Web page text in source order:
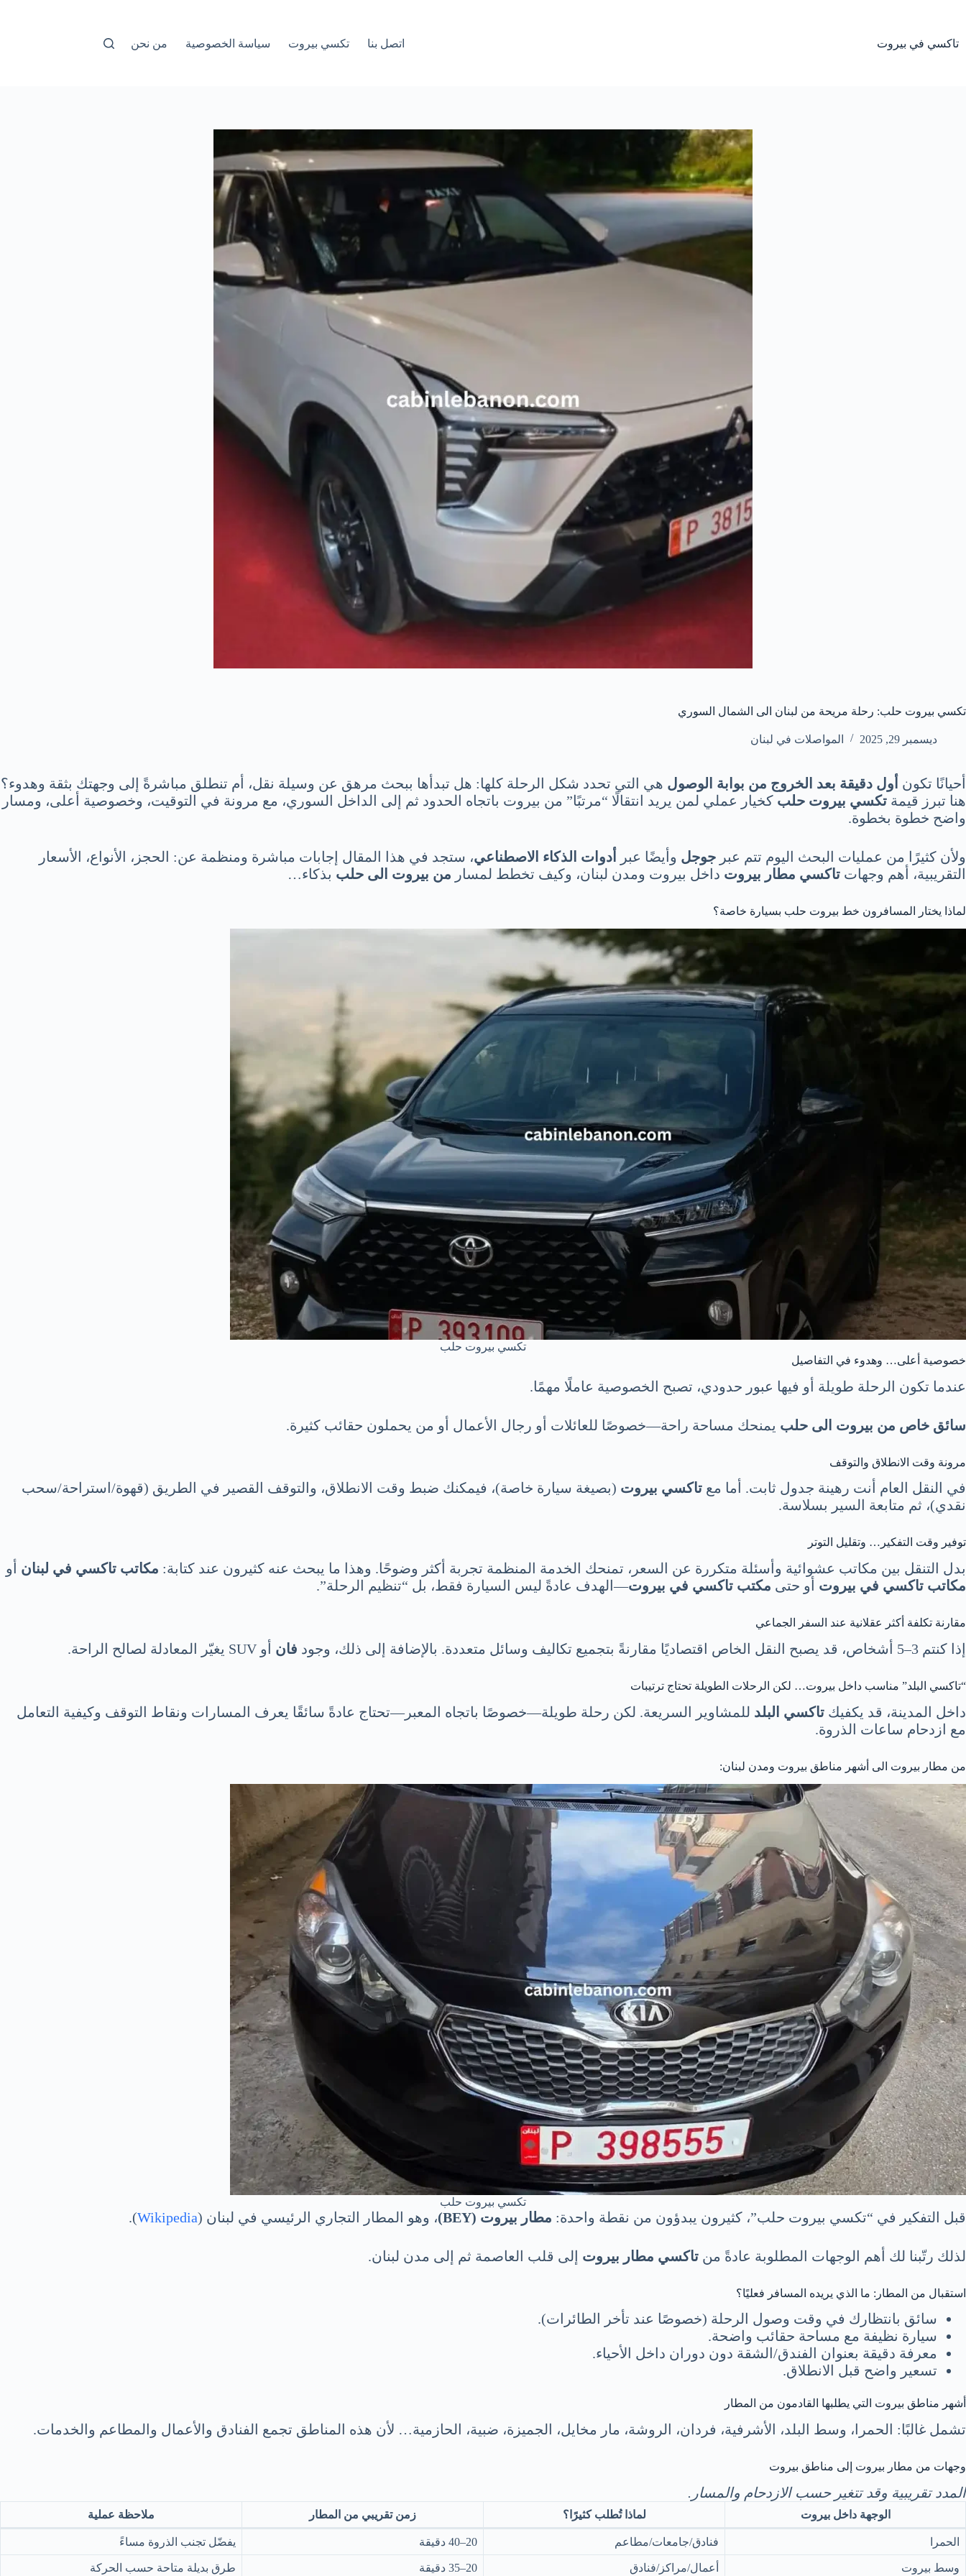
تاكسي في بيروت اتصل بنا تكسي بيروت سياسة الخصوصية من نحن
تكسي بيروت حلب: رحلة مريحة من لبنان الى الشمال السوري
ديسمبر 29, 2025 المواصلات في لبنان
أحيانًا تكون أول دقيقة بعد الخروج من بوابة الوصول هي التي تحدد شكل الرحلة كلها: هل تبدأها ببحث مرهق عن وسيلة نقل، أم تنطلق مباشرةً إلى وجهتك بثقة وهدوء؟
هنا تبرز قيمة تكسي بيروت حلب كخيار عملي لمن يريد انتقالًا “مرتبًا” من بيروت باتجاه الحدود ثم إلى الداخل السوري، مع مرونة في التوقيت، وخصوصية أعلى، ومسار
واضح خطوة بخطوة.
ولأن كثيرًا من عمليات البحث اليوم تتم عبر جوجل وأيضًا عبر أدوات الذكاء الاصطناعي، ستجد في هذا المقال إجابات مباشرة ومنظمة عن: الحجز، الأنواع، الأسعار
التقريبية، أهم وجهات تاكسي مطار بيروت داخل بيروت ومدن لبنان، وكيف تخطط لمسار من بيروت الى حلب بذكاء…
لماذا يختار المسافرون خط بيروت حلب بسيارة خاصة؟
تكسي بيروت حلب
خصوصية أعلى… وهدوء في التفاصيل
عندما تكون الرحلة طويلة أو فيها عبور حدودي، تصبح الخصوصية عاملًا مهمًا.
سائق خاص من بيروت الى حلب يمنحك مساحة راحة—خصوصًا للعائلات أو رجال الأعمال أو من يحملون حقائب كثيرة.
مرونة وقت الانطلاق والتوقف
في النقل العام أنت رهينة جدول ثابت. أما مع تاكسي بيروت (بصيغة سيارة خاصة)، فيمكنك ضبط وقت الانطلاق، والتوقف القصير في الطريق (قهوة/استراحة/سحب
نقدي)، ثم متابعة السير بسلاسة.
توفير وقت التفكير… وتقليل التوتر
بدل التنقل بين مكاتب عشوائية وأسئلة متكررة عن السعر، تمنحك الخدمة المنظمة تجربة أكثر وضوحًا. وهذا ما يبحث عنه كثيرون عند كتابة: مكاتب تاكسي في لبنان أو
مكاتب تاكسي في بيروت أو حتى مكتب تاكسي في بيروت—الهدف عادةً ليس السيارة فقط، بل “تنظيم الرحلة”.
مقارنة تكلفة أكثر عقلانية عند السفر الجماعي
إذا كنتم 3–5 أشخاص، قد يصبح النقل الخاص اقتصاديًا مقارنةً بتجميع تكاليف وسائل متعددة. بالإضافة إلى ذلك، وجود فان أو SUV يغيّر المعادلة لصالح الراحة.
“تاكسي البلد” مناسب داخل بيروت… لكن الرحلات الطويلة تحتاج ترتيبات
داخل المدينة، قد يكفيك تاكسي البلد للمشاوير السريعة. لكن رحلة طويلة—خصوصًا باتجاه المعبر—تحتاج عادةً سائقًا يعرف المسارات ونقاط التوقف وكيفية التعامل
مع ازدحام ساعات الذروة.
من مطار بيروت الى أشهر مناطق بيروت ومدن لبنان:
تكسي بيروت حلب
قبل التفكير في “تكسي بيروت حلب”، كثيرون يبدؤون من نقطة واحدة: مطار بيروت (BEY) ، وهو المطار التجاري الرئيسي في لبنان (Wikipedia
).
لذلك رتّبنا لك أهم الوجهات المطلوبة عادةً من تاكسي مطار بيروت إلى قلب العاصمة ثم إلى مدن لبنان.
استقبال من المطار: ما الذي يريده المسافر فعليًا؟
سائق بانتظارك في وقت وصول الرحلة (خصوصًا عند تأخر الطائرات).
سيارة نظيفة مع مساحة حقائب واضحة.
معرفة دقيقة بعنوان الفندق/الشقة دون دوران داخل الأحياء.
تسعير واضح قبل الانطلاق.
أشهر مناطق بيروت التي يطلبها القادمون من المطار
تشمل غالبًا: الحمرا، وسط البلد، الأشرفية، فردان، الروشة، مار مخايل، الجميزة، ضبية، الحازمية… لأن هذه المناطق تجمع الفنادق والأعمال والمطاعم والخدمات.
وجهات من مطار بيروت إلى مناطق بيروت
المدد تقريبية وقد تتغير حسب الازدحام والمسار.
الوجهة داخل بيروت لماذا تُطلب كثيرًا؟ زمن تقريبي من المطار ملاحظة عملية
الحمرا فنادق/جامعات/مطاعم 20–40 دقيقة يفضّل تجنب الذروة مساءً
وسط بيروت أعمال/مراكز/فنادق 20–35 دقيقة طرق بديلة متاحة حسب الحركة